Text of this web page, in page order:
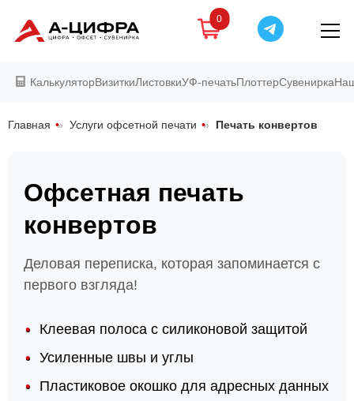
0
КалькуляторВизиткиЛистовкиУФ-печатьПлоттерСувенирка
Главная » Услуги офсетной печати » Печать конвертов
Офсетная печать
конвертов
Деловая переписка, которая запоминается с
первого взгляда!
Клеевая полоса с силиконовой защитой
Усиленные швы и углы
Пластиковое окошко для адресных данных